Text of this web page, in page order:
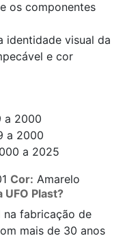
os componentes
identidade visual da
e cor
a 2000
a 2000
a 2025
Cor: Amarelo
Plast?
na fabricação de
mais de 30 anos